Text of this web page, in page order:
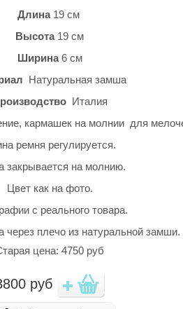
Длина19 см
Высота19 см
Ширина6 см
Натуральная замша
Италия
кармашек на молнии для
ремня регулируется.
закрывается на молнию.
Цвет как на фото.
с реального товара.
через плечо из натуральной замши.
цена: 4750 руб
руб